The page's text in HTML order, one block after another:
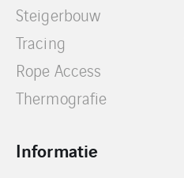
Steigerbouw
Tracing
Rope Access
Thermografie
Informatie